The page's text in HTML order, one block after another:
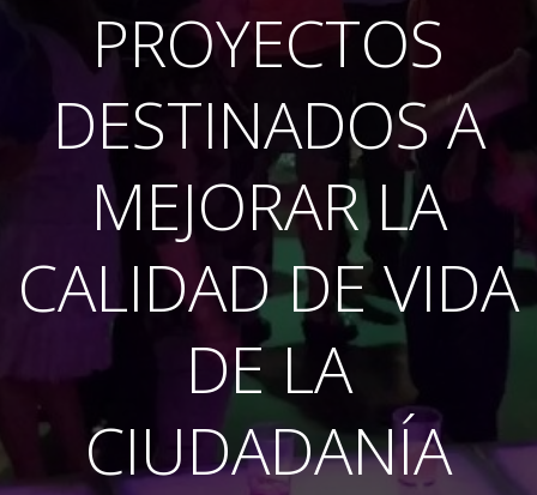
PROYECTOS
DESTINADOS A
MEJORAR LA
CALIDAD DE VIDA
DE LA
CIUDADANÍA